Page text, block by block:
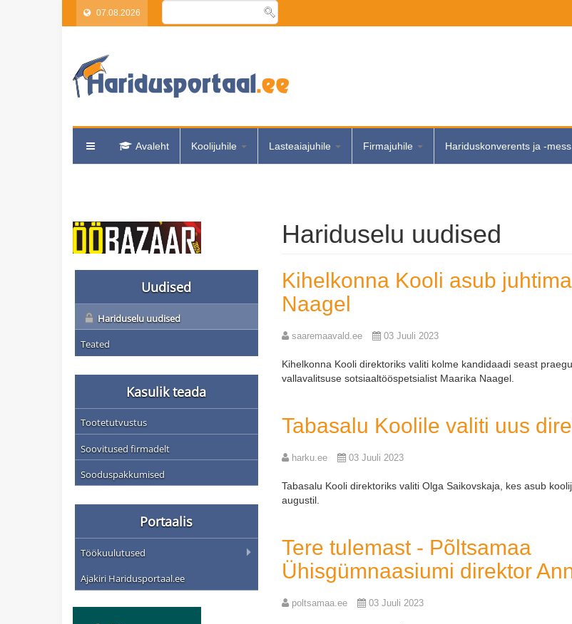
07.08.2026
Avaleht Koolijuhile Lasteaiajuhile Firmajuhile Hariduskonverents ja -mess
Hariduselu uudised
Kihelkonna Kooli asub
Naagel
saaremaavald.ee 03 Juuli 2023
Kihelkonna Kooli direktoriks valiti kolme kandidaadi seast
vallavalitsuse sotsiaaltööspetsialist Maarika Naagel.
Tabasalu Koolile valiti uus
harku.ee 03 Juuli 2023
Tabasalu Kooli direktoriks valiti Olga Saikovskaja, kes asub
augustil.
Tere tulemast - Põltsamaa
Ühisgümnaasiumi direktor
poltsamaa.ee 03 Juuli 2023
Uudised
Hariduselu uudised
Teated
Kasulik teada
Tootetutvustus
Soovitused firmadelt
Sooduspakkumised
Portaalis
Töökuulutused
Ajakiri Haridusportaal.ee